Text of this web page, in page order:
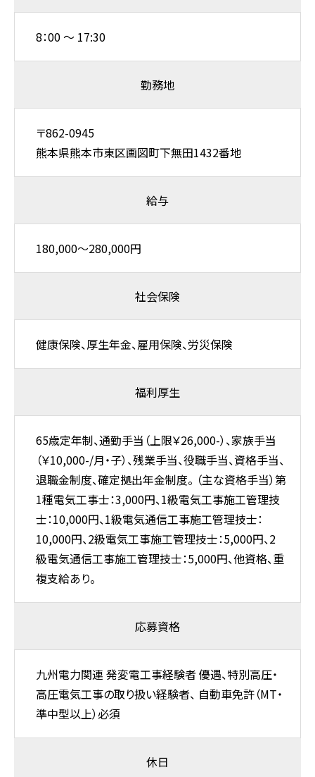
8：00 ～ 17:30
勤務地
〒862-0945
熊本県熊本市東区画図町下無田1432番地
給与
180,000〜280,000円
社会保険
健康保険、厚生年金、雇用保険、労災保険
福利厚生
65歳定年制、通勤手当（上限￥26,000-）、家族手当
（￥10,000-/月・子）、残業手当、役職手当、資格手当、
退職金制度、確定拠出年金制度。 （主な資格手当）第
1種電気工事士：3,000円、1級電気工事施工管理技
士：10,000円、1級電気通信工事施工管理技士：
10,000円、2級電気工事施工管理技士：5,000円、2
級電気通信工事施工管理技士：5,000円、他資格、重
複支給あり。
応募資格
九州電力関連 発変電工事経験者 優遇、特別高圧・
高圧電気工事の取り扱い経験者、 自動車免許（MT・
準中型以上）必須
休日